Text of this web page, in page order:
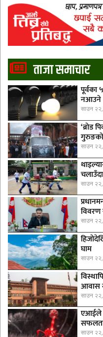
ताजा समाचार
पूर्वका
नआउने
साउन
‘ब्रोड
गुरुङको
साउन
साउन
विवरण
साउन
घाम
साउन
आवास
साउन
एआईले
साउन